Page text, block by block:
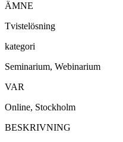
ÄMNE
Tvistelösning
kategori
Seminarium, Webinarium
VAR
Online, Stockholm
BESKRIVNING